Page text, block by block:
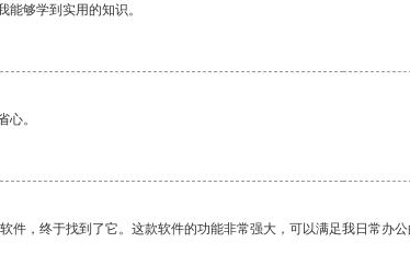
够学到实用的知识。
心。
件，终于找到了它。这款软件的功能非常强大，可以满足我日常办